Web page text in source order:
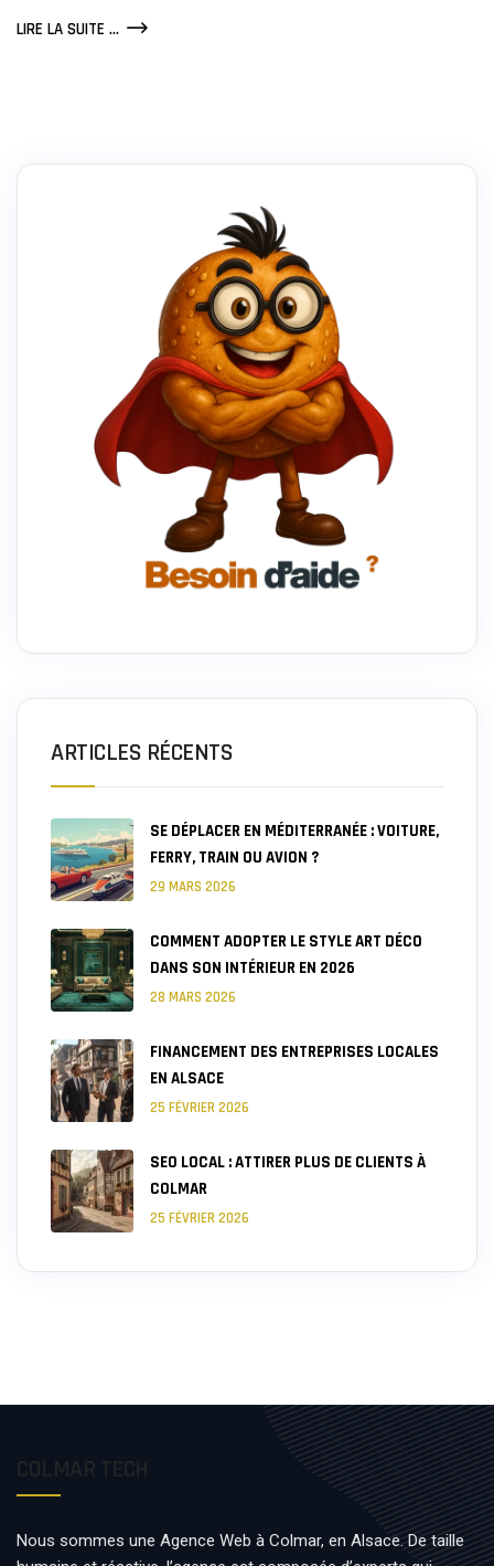
LIRE LA SUITE ...COMMENT
ARTICLES RÉCENTS
SE DÉPLACER EN MÉDITERRANÉE : VOITURE,
FERRY, TRAIN OU AVION ?
29 MARS 2026
COMMENT ADOPTER LE STYLE ART DÉCO
DANS SON INTÉRIEUR EN 2026
28 MARS 2026
FINANCEMENT DES ENTREPRISES LOCALES
EN ALSACE
25 FÉVRIER 2026
SEO LOCAL : ATTIRER PLUS DE CLIENTS À
COLMAR
25 FÉVRIER 2026
Nous sommes une Agence Web à Colmar, en Alsace. De taille